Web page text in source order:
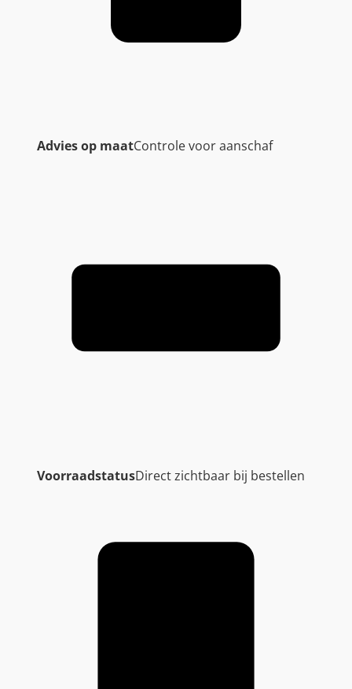
Advies op maatControle voor aanschaf
VoorraadstatusDirect zichtbaar bij bestellen